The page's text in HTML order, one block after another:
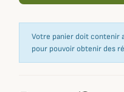
Votre panier doit contenir
pour pouvoir obtenir des